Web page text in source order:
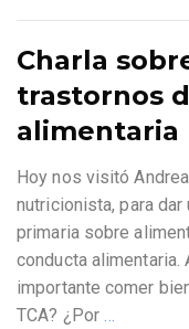
Charla
trastornos
alimentaria
Hoy nos visitó
nutricionista, para dar
primaria sobre
conducta alimentaria.
importante comer
TCA? ¿Por